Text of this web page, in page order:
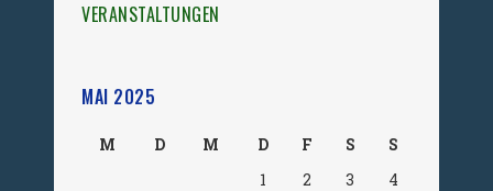
VERANSTALTUNGEN
MAI 2025
M D M D F S
S
1
2 3
4